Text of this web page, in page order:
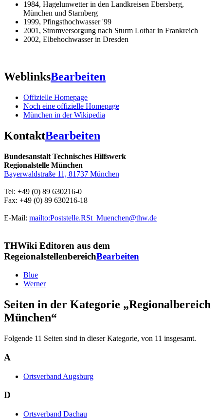
1984, Hagelunwetter in den Landkreisen Ebersberg,
München und Starnberg
1999, Pfingsthochwasser '99
2001, Stromversorgung nach Sturm Lothar in Frankreich
2002, Elbehochwasser in Dresden
WeblinksBearbeiten
Offizielle Homepage
Noch eine offizielle Homepage
München in der Wikipedia
KontaktBearbeiten
Bundesanstalt Technisches Hilfswerk
Regionalstelle München
Bayerwaldstraße 11, 81737 München
Tel: +49 (0) 89 630216-0
Fax: +49 (0) 89 630216-18
E-Mail: mailto:Poststelle.RSt_Muenchen@thw.de
THWiki Editoren aus dem
RegeionalstellenbereichBearbeiten
Blue
Werner
Seiten in der Kategorie „Regionalbereich
München“
Folgende 11 Seiten sind in dieser Kategorie, von 11 insgesamt.
A
Ortsverband Augsburg
D
Ortsverband Dachau